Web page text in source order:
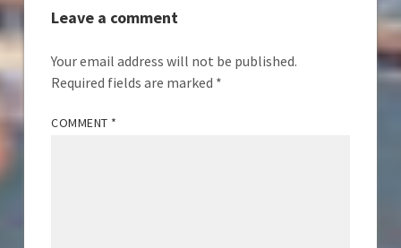
Leave a comment
Your email address will not be published.
Required fields are marked *
COMMENT *